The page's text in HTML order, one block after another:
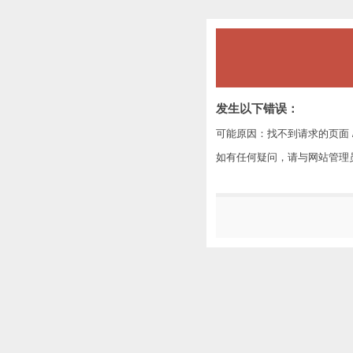
发生以下错误：
可能原因：找不到请求的页
如有任何疑问，请与网站管理